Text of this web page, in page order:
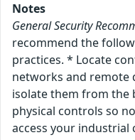
Notes
General Security
recommend the
practices. * Locate
networks and remote
isolate them from the
physical controls so
access your industrial